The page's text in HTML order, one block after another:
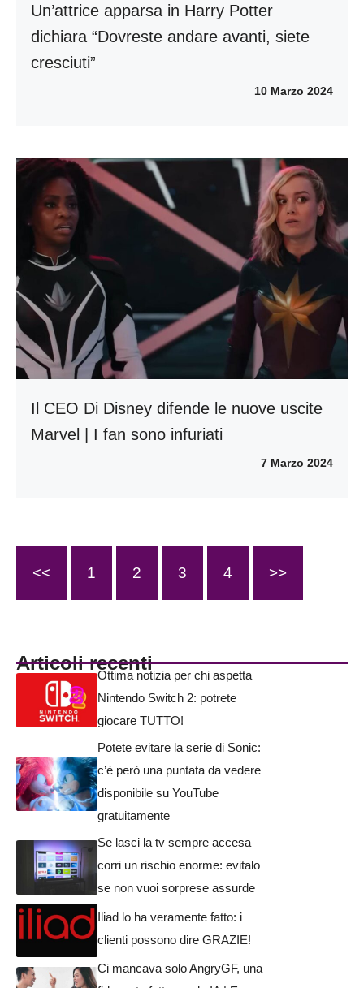
Un’attrice apparsa in Harry Potter
dichiara “Dovreste andare avanti, siete
cresciuti”
10 Marzo 2024
Il CEO Di Disney difende le nuove uscite
Marvel | I fan sono infuriati
7 Marzo 2024
<< 1 2 3 4 >>
Articoli recenti
Ottima notizia per chi aspetta
Nintendo Switch 2: potrete
giocare TUTTO!
Potete evitare la serie di Sonic:
c’è però una puntata da vedere
disponibile su YouTube
gratuitamente
Se lasci la tv sempre accesa
corri un rischio enorme: evitalo
se non vuoi sorprese assurde
Iliad lo ha veramente fatto: i
clienti possono dire GRAZIE!
Ci mancava solo AngryGF, una